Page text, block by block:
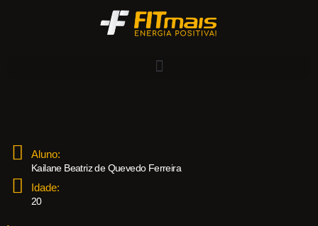
Aluno:
Kailane Beatriz de Quevedo Ferreira
Idade:
20